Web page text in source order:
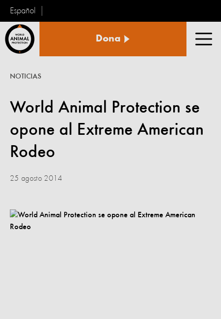
Español
Animal
Dona
World Animal Protection se
opone al Extreme American
Rodeo
NOTICIAS
25 agosto 2014